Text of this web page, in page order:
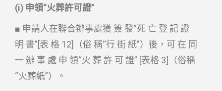
(i) 申領“火葬許可證”
■ 申請人在聯合辦事處獲 簽 發“死 亡 登 記 證
明 書”[表 格 12]（俗 稱“行 街 紙”）後，可 在 同
一 辦 事 處 申 領“火 葬 許 可 證” [表格 3]（俗稱
“火葬紙”）。